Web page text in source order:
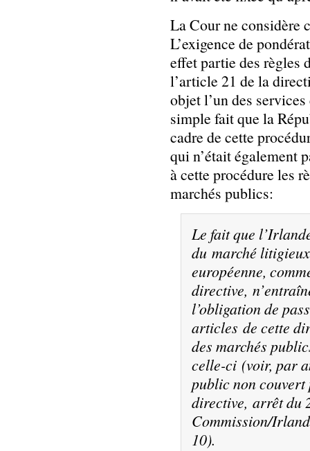
La Cour ne considère
L’exigence de
effet partie des règles
l’article 21 de la
objet l’un des
simple fait que la
cadre de cette
qui n’était également
à cette procédure les
marchés publics:
Le fait que
du marché
européenne,
directive,
l’obligation de
articles de cette
des marchés
celle-ci (voir, par
public non couvert
directive, arrêt du
Commission/
10).